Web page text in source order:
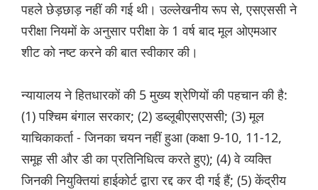
पहले छेड़छाड़ नहीं की गई थी। उल्लेखनीय रूप से, एसएससी ने
परीक्षा नियमों के अनुसार परीक्षा के 1 वर्ष बाद मूल ओएमआर
शीट को नष्ट करने की बात स्वीकार की।
न्यायालय ने हितधारकों की 5 मुख्य श्रेणियों की पहचान की है:
(1) पश्चिम बंगाल सरकार; (2) डब्लूबीएसएससी; (3) मूल
याचिकाकर्ता - जिनका चयन नहीं हुआ (कक्षा 9-10, 11-12,
समूह सी और डी का प्रतिनिधित्व करते हुए); (4) वे व्यक्ति
जिनकी नियुक्तियां हाईकोर्ट द्वारा रद्द कर दी गई हैं; (5) केंद्रीय